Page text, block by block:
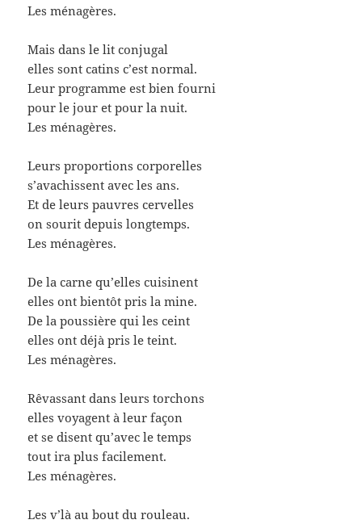
Les ménagères.
Mais dans le lit conjugal
elles sont catins c’est normal.
Leur programme est bien fourni
pour le jour et pour la nuit.
Les ménagères.
Leurs proportions corporelles
s’avachissent avec les ans.
Et de leurs pauvres cervelles
on sourit depuis longtemps.
Les ménagères.
De la carne qu’elles cuisinent
elles ont bientôt pris la mine.
De la poussière qui les ceint
elles ont déjà pris le teint.
Les ménagères.
Rêvassant dans leurs torchons
elles voyagent à leur façon
et se disent qu’avec le temps
tout ira plus facilement.
Les ménagères.
Les v’là au bout du rouleau.